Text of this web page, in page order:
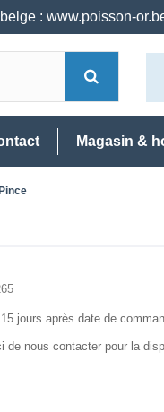
: www.poisson-
Magasin &
jours après date de
de nous contacter pour la